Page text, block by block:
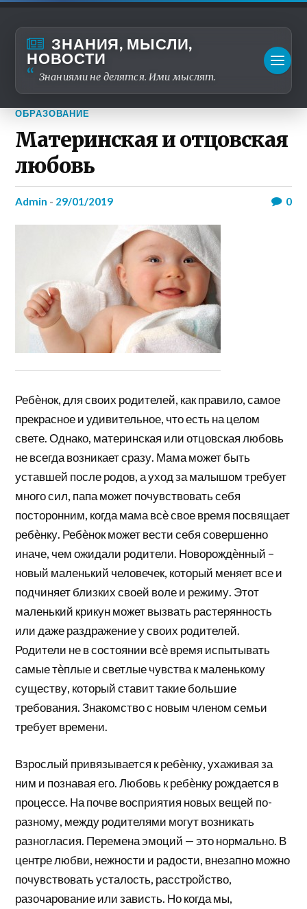
ЗНАНИЯ, МЫСЛИ,
НОВОСТИ
Знаниями не делятся. Ими мыслят.
ОБРАЗОВАНИЕ
Материнская и отцовская
любовь
admin - 29/01/2019 0
Ребѐнок, для своих родителей, как правило, самое
прекрасное и удивительное, что есть на целом
свете. Однако, материнская или отцовская любовь
не всегда возникает сразу. Мама может быть
уставшей после родов, а уход за малышом требует
много сил, папа может почувствовать себя
посторонним, когда мама всѐ свое время посвящает
ребѐнку. Ребѐнок может вести себя совершенно
иначе, чем ожидали родители. Новорождѐнный –
новый маленький человечек, который меняет все и
подчиняет близких своей воле и режиму. Этот
маленький крикун может вызвать растерянность
или даже раздражение у своих родителей.
Родители не в состоянии всѐ время испытывать
самые тѐплые и светлые чувства к маленькому
существу, который ставит такие большие
требования. Знакомство с новым членом семьи
требует времени.
Взрослый привязывается к ребѐнку, ухаживая за
ним и познавая его. Любовь к ребѐнку рождается в
процессе. На почве восприятия новых вещей по-
разному, между родителями могут возникать
разногласия. Перемена эмоций — это нормально. В
центре любви, нежности и радости, внезапно можно
почувствовать усталость, расстройство,
разочарование или зависть. Но когда мы,